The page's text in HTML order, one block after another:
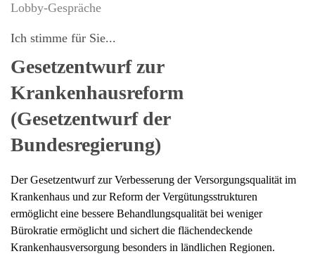
Lobby-Gespräche
Ich stimme für Sie...
Gesetzentwurf zur
Krankenhausreform
(Gesetzentwurf der
Bundesregierung)
Der Gesetzentwurf zur Verbesserung der Versorgungsqualität im
Krankenhaus und zur Reform der Vergütungsstrukturen
ermöglicht eine bessere Behandlungsqualität bei weniger
Bürokratie ermöglicht und sichert die flächendeckende
Krankenhausversorgung besonders in ländlichen Regionen.